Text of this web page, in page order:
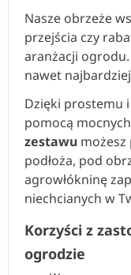
Nasze obrzeże
przejścia czy
aranżacji ogrodu.
nawet
Dzięki prostemu
pomocą mocnych
zestawu
podłoża, pod
agrowłókninę
niechcianych w
Korzyści z
ogrodzie